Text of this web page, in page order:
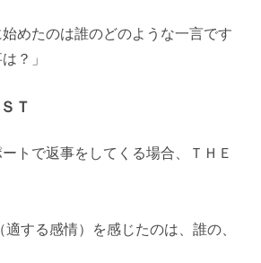
始めたのは誰のどのような一言です
？」
Ｔ
トで返事をしてくる場合、ＴＨＥ
適する感情）を感じたのは、誰の、